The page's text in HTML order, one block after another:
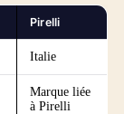
Pirelli
Italie
Marque liée
à Pirelli